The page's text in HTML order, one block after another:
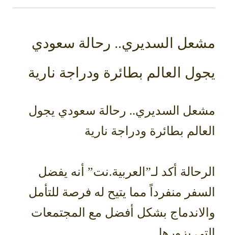
مشعل السديري.. رحالة سعودي
يجول العالم بطائرة ودراجة نارية
مشعل السديري.. رحالة سعودي يجول
العالم بطائرة ودراجة نارية
الرحالة أكد لـ”العربية.نت” أنه يفضل
السفر منفرداً مما يتيح له فرصة للتأمل
والاندماج بشكل أفضل مع المجتمعات